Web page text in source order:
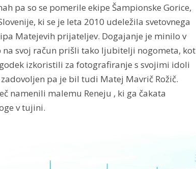
pa so se pomerile ekipe Šampionske Gorice,
ki se je leta 2010 udeležila svetovnega
Matejevih prijateljev. Dogajanje je minilo v
na svoj račun prišli tako ljubitelji nogometa, kot
izkoristili za fotografiranje s svojimi idoli
pa je bil tudi Matej Mavrič Rožič.
namenili malemu Reneju , ki ga čakata
v tujini.